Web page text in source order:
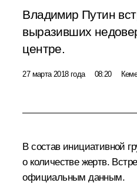
Владимир Путин
выразивших
центре.
27 марта 2018 года 08:20
В состав инициативной
о количестве жертв.
официальным данным.